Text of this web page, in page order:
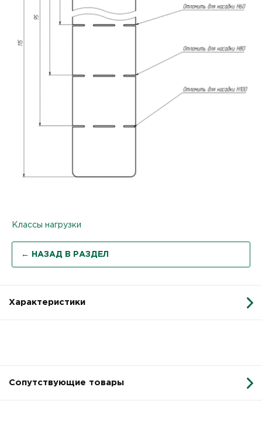
Классы нагрузки
← НАЗАД В РАЗДЕЛ
Характеристики
Сопутствующие товары